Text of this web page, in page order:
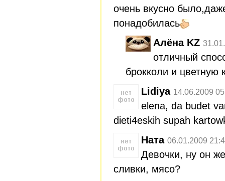
очень вкусно
понадобилась
Алёна KZ
отличный
брокколи и цветную
Lidiya 14.06.2009
elena, da budet
dieti4eskih supah
Ната 06.01.2009
Девочки, ну он
сливки, мясо?